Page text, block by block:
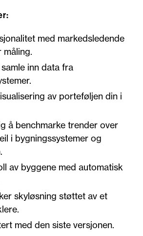
med markedsledende
måling.
inn data fra
av porteføljen din i
å benchmarke trender over
i bygningssystemer og
av byggene med automatisk
skyløsning støttet av et
med den siste versjonen.